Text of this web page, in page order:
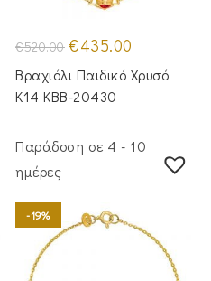
€520.00 Original
price
was:
€520.00.
€435.00
τιμή
είναι:
Βραχιόλι Παιδικό Χρυσό
Κ14 KBB-20430
Παράδοση σε 4 - 10
ημέρες
-19%